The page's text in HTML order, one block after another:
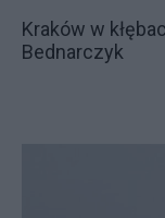
Kraków w
Bednarczyk